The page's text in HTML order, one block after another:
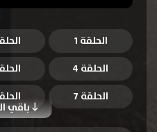
الحلقة 1
الحلقة 4
باقي
الحلقة 7
الحلقة 10